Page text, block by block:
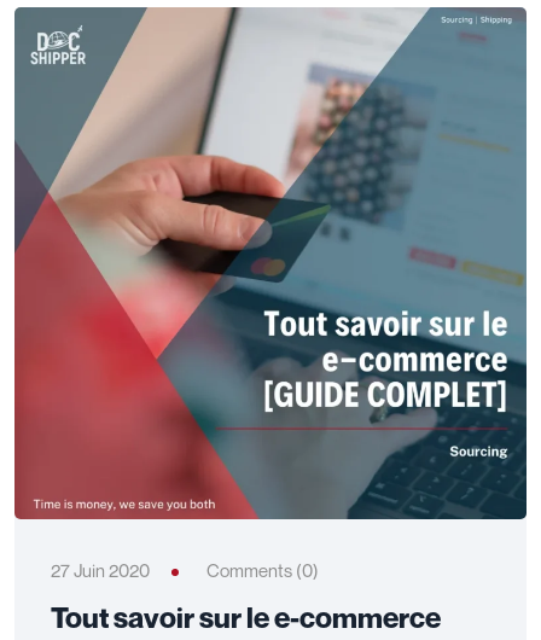
27 Juin 2020 Comments (0)
Tout savoir sur le e-commerce